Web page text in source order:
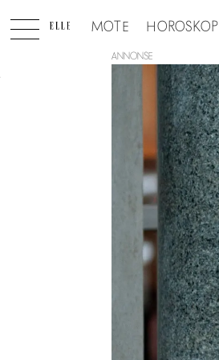
MOTE HOROSKOP
Tag:
vintermote
ANNONSE